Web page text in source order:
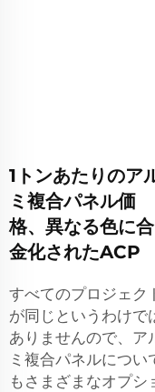
1トンあたりのア
ミ複合パネル価
格、異なる色に合
金化されたACP
すべてのプロジェク
が同じというわけで
ありませんので、ア
ミ複合パネルについ
もさまざまなオプシ